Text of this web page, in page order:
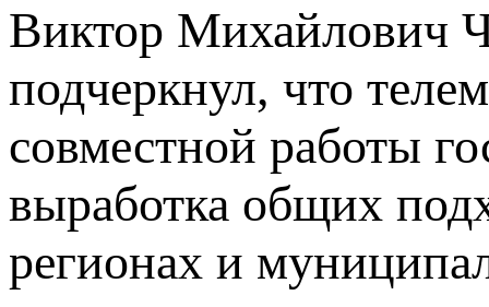
Виктор Михайлович
подчеркнул, что
совместной работы
выработка общих
регионах и